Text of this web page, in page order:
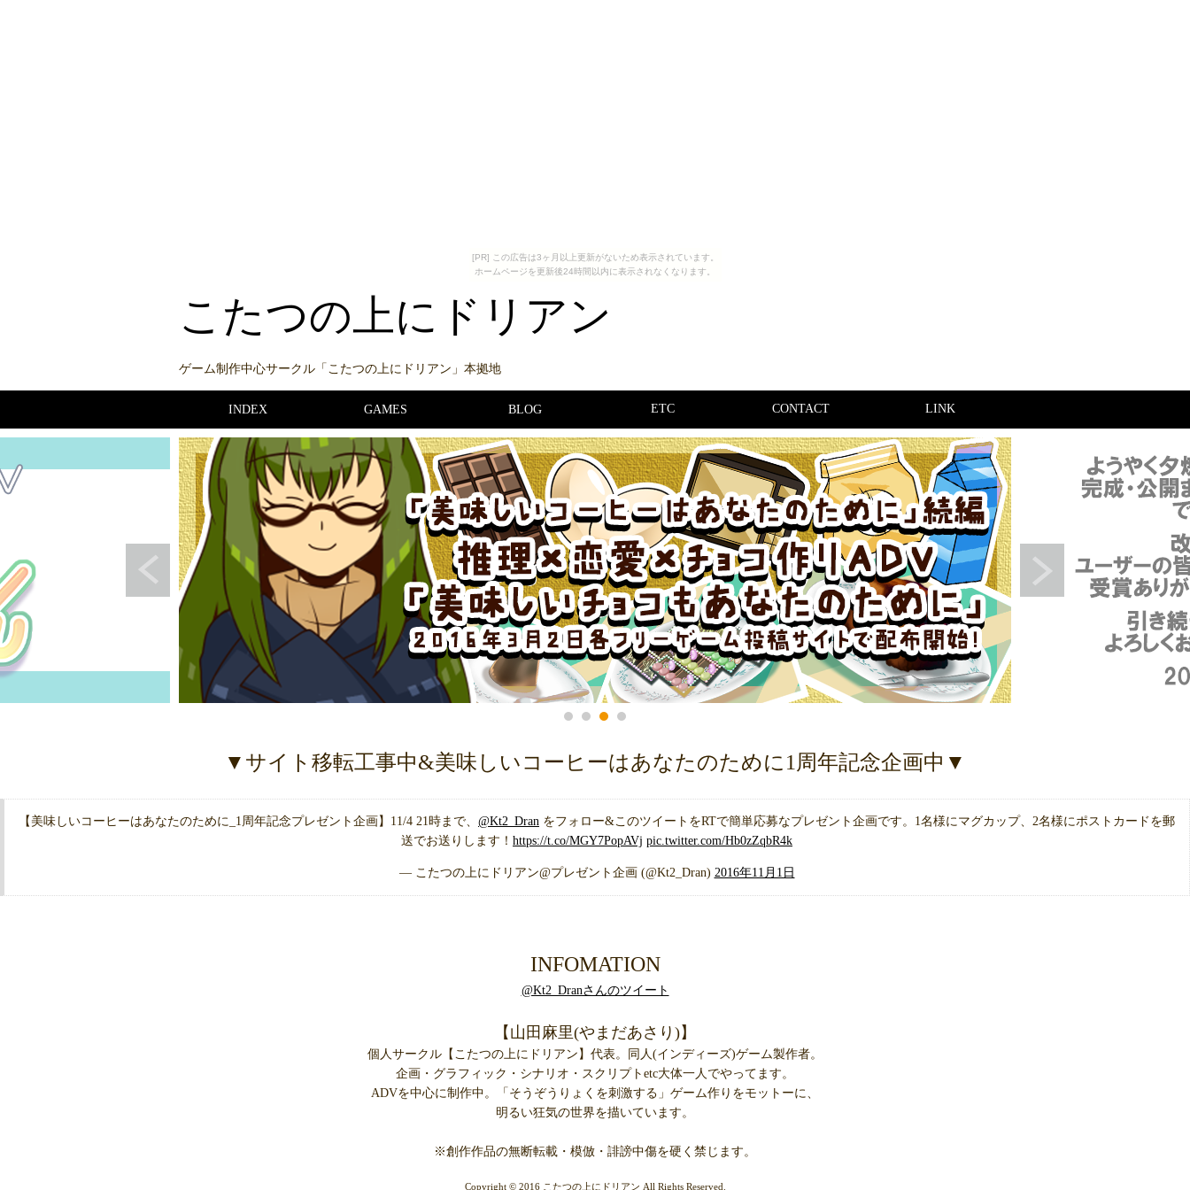
[PR] この広告は3ヶ月以上更新がないため表示されています。
ホームページを更新後24時間以内に表示されなくなります。
こたつの上にドリアン
ゲーム制作中心サークル「こたつの上にドリアン」本拠地
INDEX GAMES BLOG ETC CONTACT LINK
▼サイト移転工事中&美味しいコーヒーはあなたのために1周年記念企画中▼
【美味しいコーヒーはあなたのために_1周年記念プレゼント企画】11/4 21時まで、 @Kt2_Dran をフォロー&このツイートをRTで簡単応募なプレゼント企画です。1名様にマグカップ、2名様にポストカードを郵
送でお送りします！ https://t.co/MGY7PopAVj pic.twitter.com/Hb0zZqbR4k
— こたつの上にドリアン@プレゼント企画 (@Kt2_Dran) 2016年11月1日
INFOMATION
@Kt2_Dranさんのツイート
【山田麻里(やまだあさり)】
個人サークル【こたつの上にドリアン】代表。同人(インディーズ)ゲーム製作者。
企画・グラフィック・シナリオ・スクリプトetc大体一人でやってます。
ADVを中心に制作中。「そうぞうりょくを刺激する」ゲーム作りをモットーに、
明るい狂気の世界を描いています。
※創作作品の無断転載・模倣・誹謗中傷を硬く禁じます。
Copyright © 2016 こたつの上にドリアン All Rights Reserved.